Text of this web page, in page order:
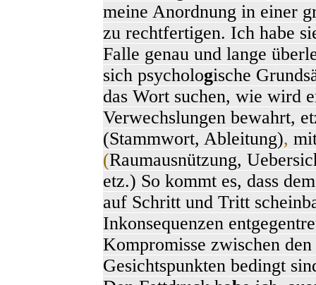
meine Anordnung in einer
zu rechtfertigen. Ich habe
Falle genau und lange
sich psychologische
das Wort suchen, wie wird
Verwechslungen bewahrt,
(Stammwort, Ableitung),
(Raumausnützung,
etz.) So kommt es, dass
auf Schritt und Tritt
Inkonsequenzen
Kompromisse zwischen den
Gesichtspunkten bedingt